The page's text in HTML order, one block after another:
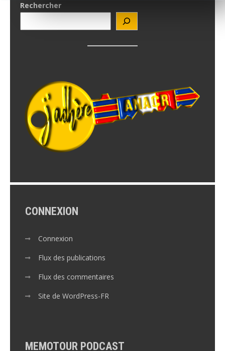
Rechercher
CONNEXION
Connexion
Flux des publications
Flux des commentaires
Site de WordPress-FR
MEMOTOUR PODCAST